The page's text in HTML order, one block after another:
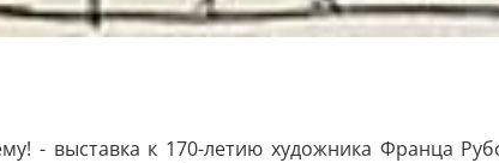
- выставка к 170-летию художника Франца